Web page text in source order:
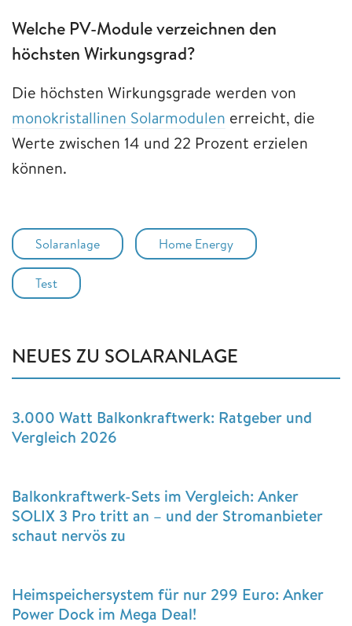
Welche PV-Module verzeichnen den
höchsten Wirkungsgrad?
Die höchsten Wirkungsgrade werden von
monokristallinen Solarmodulen erreicht, die
Werte zwischen 14 und 22 Prozent erzielen
können.
Solaranlage Home Energy
Test
NEUES ZU SOLARANLAGE
3.000 Watt Balkonkraftwerk: Ratgeber und
Vergleich 2026
Balkonkraftwerk-Sets im Vergleich: Anker
SOLIX 3 Pro tritt an – und der Stromanbieter
schaut nervös zu
Heimspeichersystem für nur 299 Euro: Anker
Power Dock im Mega Deal!